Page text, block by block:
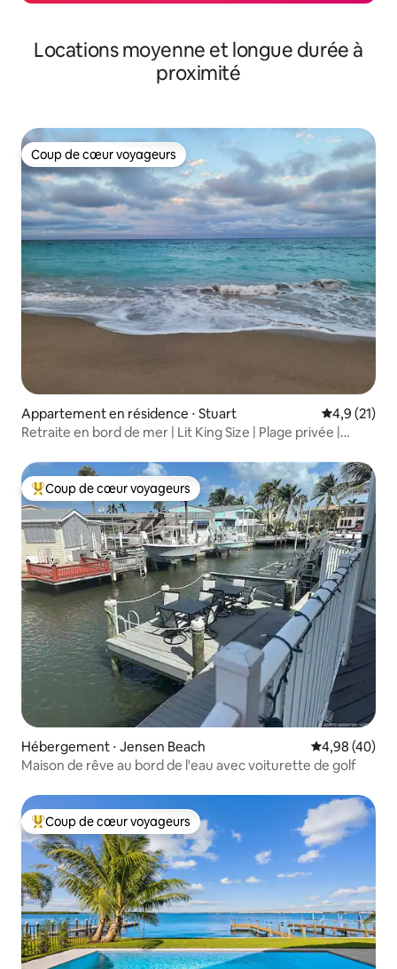
Locations moyenne et longue durée à
proximité
Coup de cœur voyageurs
Coup de cœur voyageurs
Appartement en résidence ⋅ Stuart Évaluation
4,9 (21)
Retraite en bord de mer | Lit King Size | Plage privée |
Coups de cœur voyageurs les plus appréciés
Coup de cœur voyageurs
Hébergement ⋅ Jensen Beach Évaluation
4,98 (40)
Maison de rêve au bord de l'eau avec voiturette de golf
Coups de cœur voyageurs les plus appréciés
Coup de cœur voyageurs